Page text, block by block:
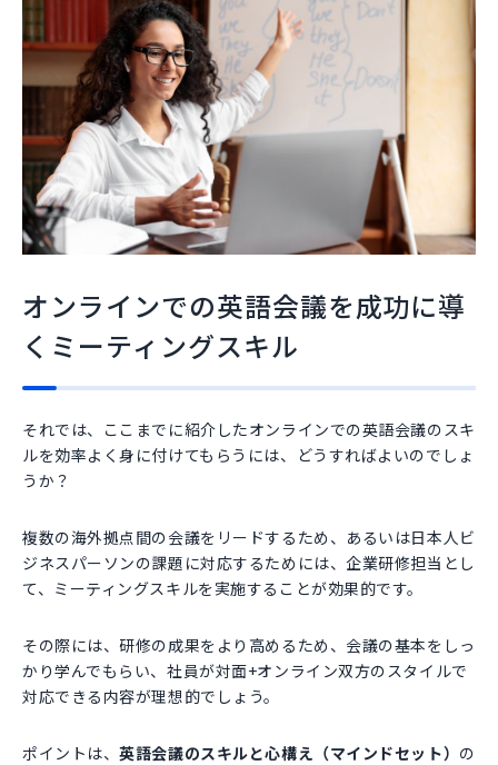
オンラインでの英語会議を成功に導
くミーティングスキル
それでは、ここまでに紹介したオンラインでの英語会議のスキ
ルを効率よく身に付けてもらうには、どうすればよいのでしょ
うか？
複数の海外拠点間の会議をリードするため、あるいは日本人ビ
ジネスパーソンの課題に対応するためには、企業研修担当とし
て、ミーティングスキルを実施することが効果的です。
その際には、研修の成果をより高めるため、会議の基本をしっ
かり学んでもらい、社員が対面+オンライン双方のスタイルで
対応できる内容が理想的でしょう。
ポイントは、英語会議のスキルと心構え（マインドセット） の